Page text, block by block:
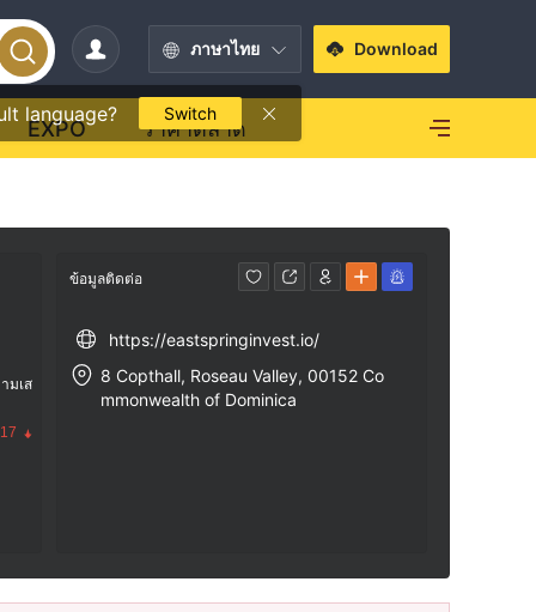
ภาษาไทย
language? Switch
Download
EXPO ราคาตลาด
มเส
ข้อมูลติดต่อ
https://eastspringinvest.io/
8 Copthall, Roseau Valley, 00152 Co
mmonwealth of Dominica